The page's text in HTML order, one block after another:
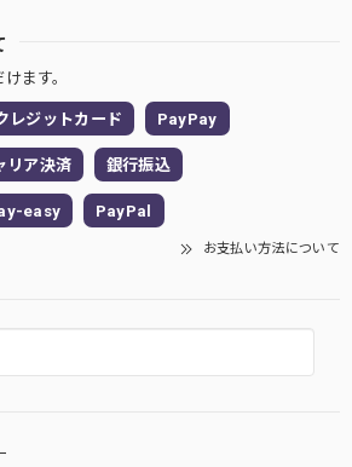
ます。
レジットカード PayPay
リア決済 銀行振込
easy PayPal
お支払い方法について